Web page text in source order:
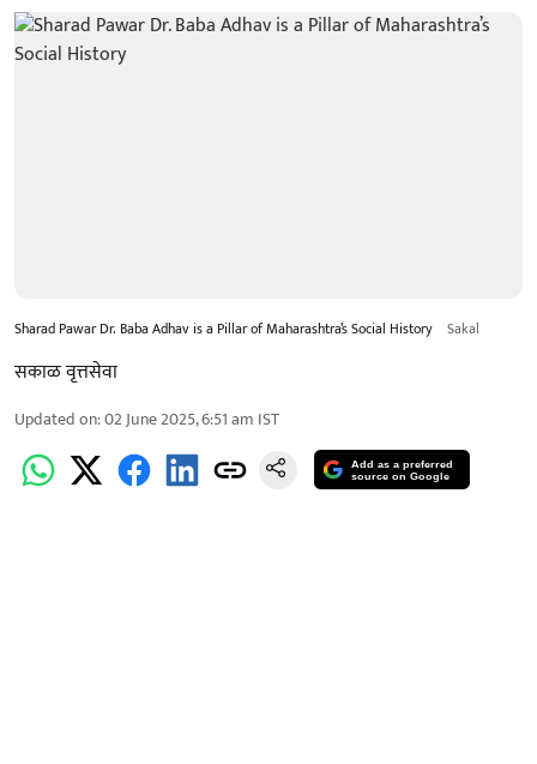
Sharad Pawar Dr. Baba Adhav is a Pillar of Maharashtra’s Social History Sakal
सकाळ वृत्तसेवा
Updated on:02 June 2025, 6:51 am IST
Add as a preferred
source on Google